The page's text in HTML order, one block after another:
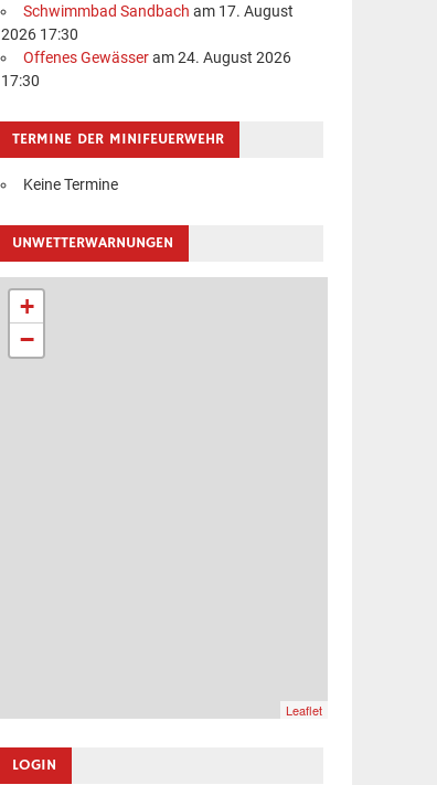
Schwimmbad Sandbach am 17. August
2026 17:30
Offenes Gewässeram 24. August 2026
17:30
TERMINE DER MINIFEUERWEHR
Keine Termine
UNWETTERWARNUNGEN
+
−
Leaflet
LOGIN